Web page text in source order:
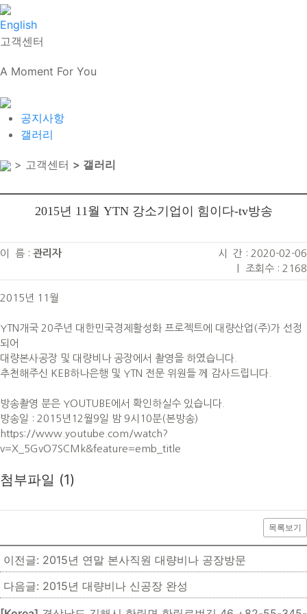
English
고객센터
A Moment For You
공지사항
갤러리
> 고객센터 > 갤러리
2015년 11월 YTN 강소기업이 힘이다-tv방송
이 름 : 관리자
시 간 : 2020-02-06
조회수 : 2168
2015년 11월
YTN개국 20주년 대한민국경제활성화 프로젝트에 대량산업(주)가 선정
되어
대량본사공장 및 대량비나 공장에서 촬영을 하였습니다.
추천해주신 KEB하나은행 및 YTN 전문 위원들 께 감사드립니다.
방송촬영 분은 YOUTUBE에서 확인하실수 있습니다.
방송일 : 2015년12월9일 밤 9시10분(본방송)
https://www.youtube.com/watch?
v=X_5GvO7SCMk&feature=emb_title
첨부파일 (1)
목록보기
이전글: 2015년 연말 본사직원 대량비나 공장방문
다음글: 2015년 대량비나 신공장 완성